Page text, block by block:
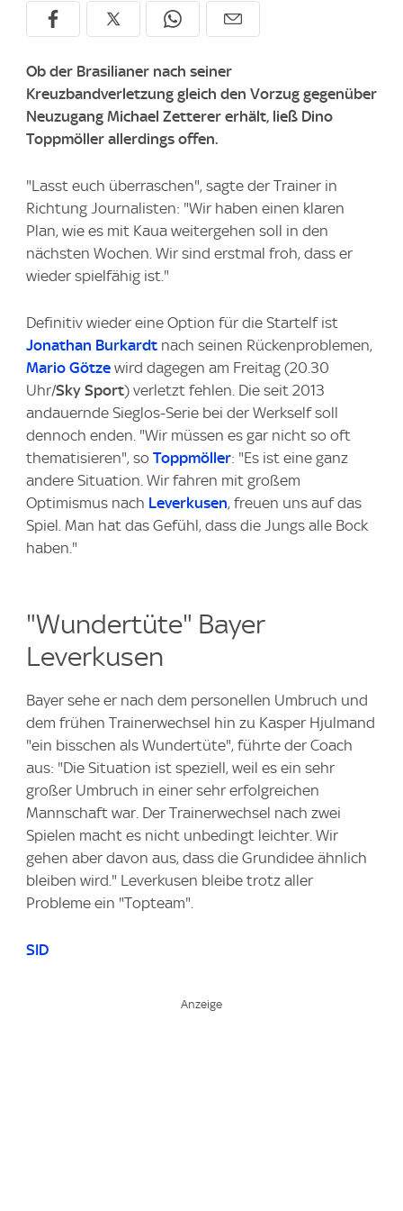
Ob der Brasilianer nach seiner
Kreuzbandverletzung gleich den Vorzug gegenüber
Neuzugang Michael Zetterer erhält, ließ Dino
Toppmöller allerdings offen.
"Lasst euch überraschen", sagte der Trainer in
Richtung Journalisten: "Wir haben einen klaren
Plan, wie es mit Kaua weitergehen soll in den
nächsten Wochen. Wir sind erstmal froh, dass er
wieder spielfähig ist."
Definitiv wieder eine Option für die Startelf ist
Jonathan Burkardt nach seinen Rückenproblemen,
Mario Götze wird dagegen am Freitag (20.30
Uhr/Sky Sport) verletzt fehlen. Die seit 2013
andauernde Sieglos-Serie bei der Werkself soll
dennoch enden. "Wir müssen es gar nicht so oft
thematisieren", so Toppmöller: "Es ist eine ganz
andere Situation. Wir fahren mit großem
Optimismus nach Leverkusen, freuen uns auf das
Spiel. Man hat das Gefühl, dass die Jungs alle Bock
haben."
"Wundertüte" Bayer
Leverkusen
Bayer sehe er nach dem personellen Umbruch und
dem frühen Trainerwechsel hin zu Kasper Hjulmand
"ein bisschen als Wundertüte", führte der Coach
aus: "Die Situation ist speziell, weil es ein sehr
großer Umbruch in einer sehr erfolgreichen
Mannschaft war. Der Trainerwechsel nach zwei
Spielen macht es nicht unbedingt leichter. Wir
gehen aber davon aus, dass die Grundidee ähnlich
bleiben wird." Leverkusen bleibe trotz aller
Probleme ein "Topteam".
SID